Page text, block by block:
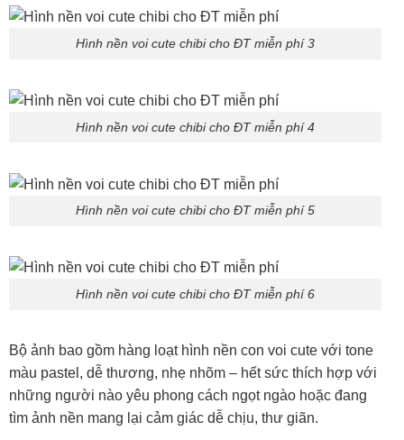
Hình nền voi cute chibi cho ĐT miễn phí 3
Hình nền voi cute chibi cho ĐT miễn phí 4
Hình nền voi cute chibi cho ĐT miễn phí 5
Hình nền voi cute chibi cho ĐT miễn phí 6
Bộ ảnh bao gồm hàng loạt hình nền con voi cute với tone
màu pastel, dễ thương, nhẹ nhõm – hết sức thích hợp với
những người nào yêu phong cách ngọt ngào hoặc đang
tìm ảnh nền mang lại cảm giác dễ chịu, thư giãn.